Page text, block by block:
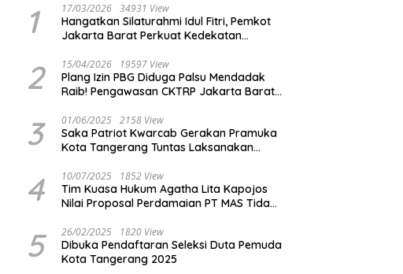
1 17/03/2026 34931 View
Hangatkan Silaturahmi Idul Fitri, Pemkot
Jakarta Barat Perkuat Kedekatan
2 15/04/2026 19597 View
Plang Izin PBG Diduga Palsu Mendadak
Raib! Pengawasan CKTRP Jakarta Barat
3 01/06/2025 2158 View
Saka Patriot Kwarcab Gerakan Pramuka
Kota Tangerang Tuntas Laksanakan
4 10/07/2025 1852 View
Tim Kuasa Hukum Agatha Lita Kapojos
Nilai Proposal Perdamaian PT MAS Tidak
5 26/02/2025 1820 View
Dibuka Pendaftaran Seleksi Duta Pemuda
Kota Tangerang 2025